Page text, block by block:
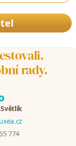
rady.
774